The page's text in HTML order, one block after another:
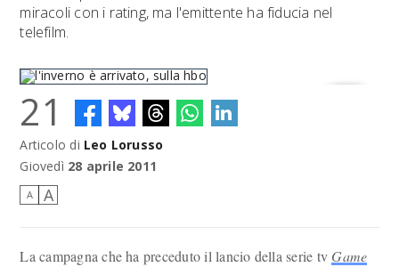
miracoli con i rating, ma l'emittente ha fiducia nel
telefilm.
l'inverno è arrivato, sulla hbo
21
Articolo di Leo Lorusso
Giovedì 28 aprile 2011
A A
La campagna che ha preceduto il lancio della serie tv Game